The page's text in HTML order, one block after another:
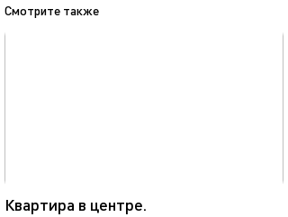
Смотрите также
Квартира в центре.